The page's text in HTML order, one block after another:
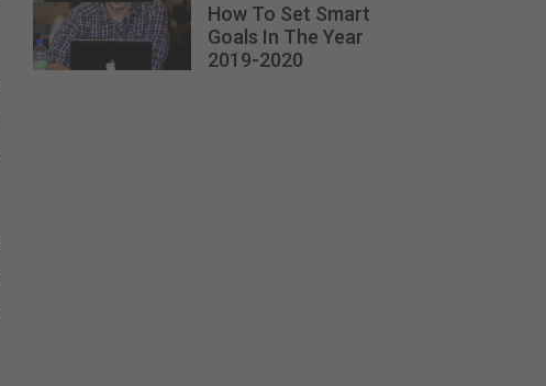
How To Set Smart
Goals In The Year
2019-2020